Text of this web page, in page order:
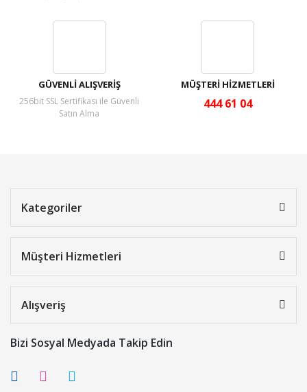
GÜVENLİ ALIŞVERİŞ
256bit SSL Sertifikası ile Güvenli
Satın Alma
MÜŞTERİ HİZMETLERİ
444 61 04
Kategoriler
Müşteri Hizmetleri
Alışveriş
Bizi Sosyal Medyada Takip Edin